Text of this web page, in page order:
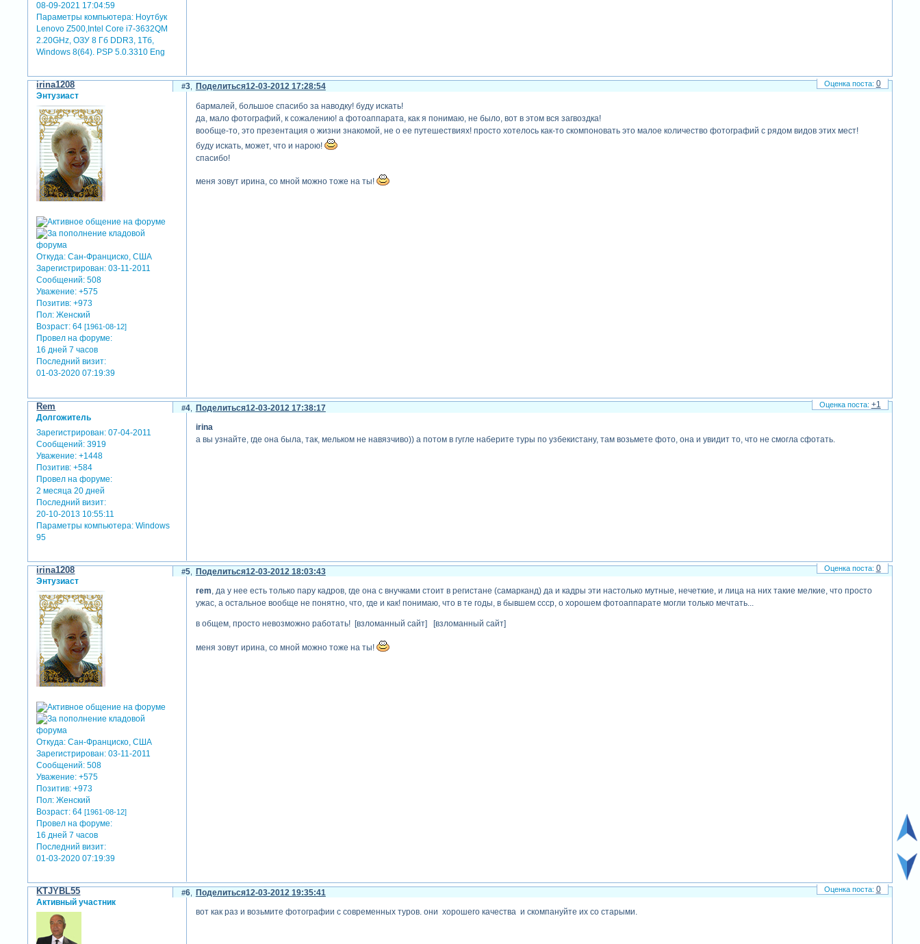
08-09-2021 17:04:59
Параметры компьютера: Ноутбук
Lenovo Z500,Intel Core i7-3632QM
2.20GHz, ОЗУ 8 Гб DDR3, 1Тб,
Windows 8(64). PSP 5.0.3310 Eng
Поделиться
3 12-03-2012 17:28:54
irina1208
Энтузиаст
Откуда: Сан-Франциско, США
Зарегистрирован: 03-11-2011
Сообщений: 508
Уважение: +575
Позитив: +973
Пол: Женский
Возраст: 64[1961-08-12]
Провел на форуме:
16 дней 7 часов
Последний визит:
01-03-2020 07:19:39
бармалей, большое спасибо за наводку! буду искать!
да, мало фотографий, к сожалению! а фотоаппарата, как я понимаю, не было, вот в этом вся загвоздка!
вообще-то, это презентация о жизни знакомой, не о ее путешествиях! просто хотелось как-то скомпоновать это малое количество фотографий с рядом видов этих мест!
буду искать, может, что и нарою!
спасибо!
меня зовут ирина, со мной можно тоже на ты!
0
Поделиться
4 12-03-2012 17:38:17
Rem
Долгожитель
Зарегистрирован: 07-04-2011
Сообщений: 3919
Уважение: +1448
Позитив: +584
Провел на форуме:
2 месяца 20 дней
Последний визит:
20-10-2013 10:55:11
Параметры компьютера: Windows
95
irina
а вы узнайте, где она была, так, мельком не навязчиво)) а потом в гугле наберите туры по узбекистану, там возьмете фото, она и увидит то, что не смогла сфотать.
+1
Поделиться
5 12-03-2012 18:03:43
irina1208
Энтузиаст
Откуда: Сан-Франциско, США
Зарегистрирован: 03-11-2011
Сообщений: 508
Уважение: +575
Позитив: +973
Пол: Женский
Возраст: 64[1961-08-12]
Провел на форуме:
16 дней 7 часов
Последний визит:
01-03-2020 07:19:39
rem, да у нее есть только пару кадров, где она с внучками стоит в регистане (самарканд) да и кадры эти настолько мутные, нечеткие, и лица на них такие мелкие, что просто
ужас, а остальное вообще не понятно, что, где и как! понимаю, что в те годы, в бывшем ссср, о хорошем фотоаппарате могли только мечтать...
в общем, просто невозможно работать! [взломанный сайт] [взломанный сайт]
меня зовут ирина, со мной можно тоже на ты!
0
Поделиться
6 12-03-2012 19:35:41
KTJYBL55
Активный участник
вот как раз и возьмите фотографии с современных туров. они хорошего качества и скомпануйте их со старыми.
0